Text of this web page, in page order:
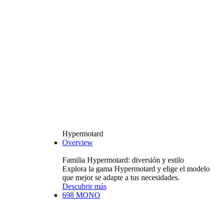
Hypermotard
Overview
Familia Hypermotard: diversión y estilo
Explora la gama Hypermotard y elige el modelo
que mejor se adapte a tus necesidades.
Descubrir más
698 MONO